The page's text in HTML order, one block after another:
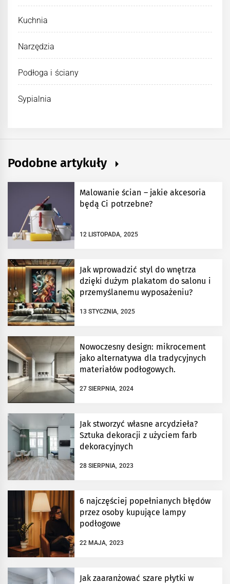
Kuchnia
Narzędzia
Podłoga i ściany
Sypialnia
Podobne artykuły
Malowanie ścian – jakie akcesoria
będą Ci potrzebne?
12 LISTOPADA, 2025
Jak wprowadzić styl do wnętrza
dzięki dużym plakatom do salonu i
przemyślanemu wyposażeniu?
13 STYCZNIA, 2025
Nowoczesny design: mikrocement
jako alternatywa dla tradycyjnych
materiałów podłogowych.
27 SIERPNIA, 2024
Jak stworzyć własne arcydzieła?
Sztuka dekoracji z użyciem farb
dekoracyjnych
28 SIERPNIA, 2023
6 najczęściej popełnianych błędów
przez osoby kupujące lampy
podłogowe
22 MAJA, 2023
Jak zaaranżować szare płytki w